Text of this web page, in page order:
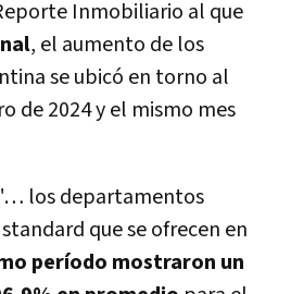
Inmobiliario al que
, el aumento de los
se ubicó en torno al
de 2024 y el mismo mes
los departamentos
que se ofrecen en
período mostraron un